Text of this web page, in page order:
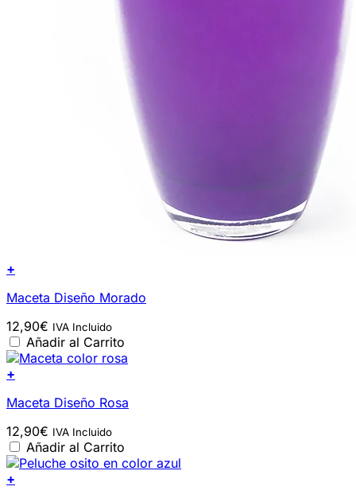
+
Maceta Diseño Morado
12,90€ IVA Incluido
Añadir al Carrito
+
Maceta Diseño Rosa
12,90€ IVA Incluido
Añadir al Carrito
+